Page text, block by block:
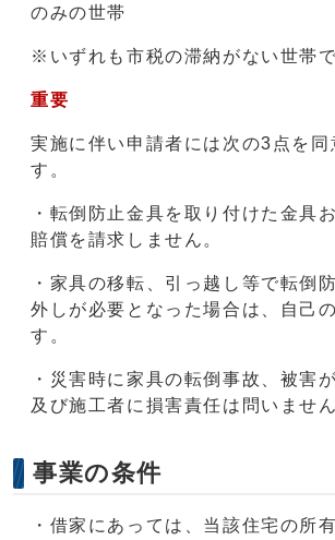
のみの世帯
※いずれも市税の滞納がない世帯で
重要
実施に伴い申請者には次の3点を同
す。
・転倒防止金具を取り付けた金具
賠償を請求しません。
・家具の移転、引っ越し等で転倒
外しが必要となった場合は、自己
す。
・災害時に家具の転倒事故、被害
及び施工者に損害責任は問いません
事業の条件
・借家にあっては、当該住宅の所